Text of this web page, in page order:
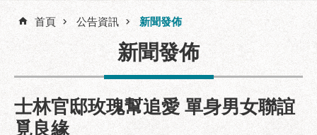
尋
訊
機
關
首頁 公告資訊 新聞發佈
新聞發佈
士林官邸玫瑰幫追愛 單身男女聯誼
覓良緣